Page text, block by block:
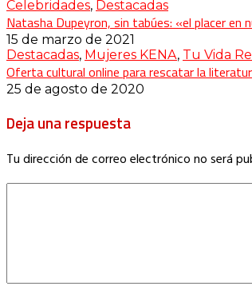
Celebridades, Destacadas
Natasha Dupeyron, sin tabúes: «el placer en
15 de marzo de 2021
Destacadas, Mujeres KENA, Tu Vida
Oferta cultural online para rescatar la
25 de agosto de 2020
Deja una respuesta
Tu dirección de correo electrónico no será